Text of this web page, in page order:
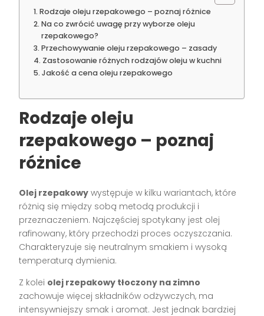
Rodzaje oleju rzepakowego – poznaj różnice
Na co zwrócić uwagę przy wyborze oleju
rzepakowego?
Przechowywanie oleju rzepakowego – zasady
Zastosowanie różnych rodzajów oleju w kuchni
Jakość a cena oleju rzepakowego
Rodzaje oleju
rzepakowego – poznaj
różnice
Olej rzepakowy występuje w kilku wariantach, które
różnią się między sobą metodą produkcji i
przeznaczeniem. Najczęściej spotykany jest olej
rafinowany, który przechodzi proces oczyszczania.
Charakteryzuje się neutralnym smakiem i wysoką
temperaturą dymienia.
Z kolei olej rzepakowy tłoczony na zimno
zachowuje więcej składników odżywczych, ma
intensywniejszy smak i aromat. Jest jednak bardziej